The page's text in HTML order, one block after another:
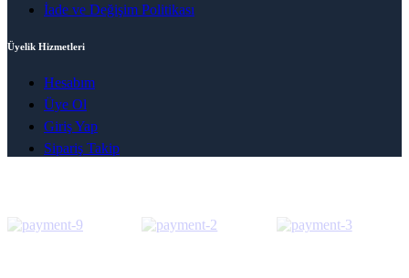
İade ve Değişim Politikası
Üyelik Hizmetleri
Hesabım
Üye Ol
Giriş Yap
Sipariş Takip